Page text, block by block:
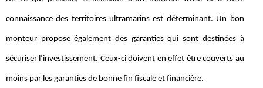
connaissance des territoires ultramarins est déterminant. Un bon
monteur propose également des garanties qui sont destinées à
sécuriser l’investissement. Ceux-ci doivent en effet être couverts au
moins par les garanties de bonne fin fiscale et financière.